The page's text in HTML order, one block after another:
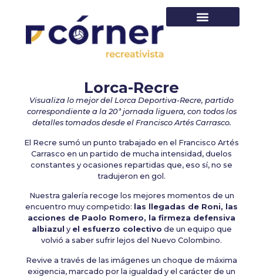
Lorca-Recre
Visualiza lo mejor del Lorca Deportiva-Recre, partido
correspondiente a la 20ª jornada liguera, con todos los
detalles tomados desde el Francisco Artés Carrasco.
El Recre sumó un punto trabajado en el Francisco Artés
Carrasco en un partido de mucha intensidad, duelos
constantes y ocasiones repartidas que, eso sí, no se
tradujeron en gol.
Nuestra galería recoge los mejores momentos de un
encuentro muy competido: las llegadas de Roni, las
acciones de Paolo Romero, la firmeza defensiva
albiazul y el esfuerzo colectivo de un equipo que
volvió a saber sufrir lejos del Nuevo Colombino.
Revive a través de las imágenes un choque de máxima
exigencia, marcado por la igualdad y el carácter de un